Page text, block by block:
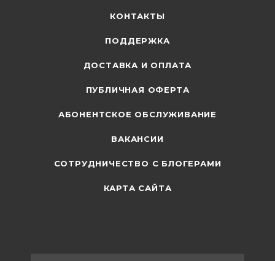
КОНТАКТЫ
ПОДДЕРЖКА
ДОСТАВКА И ОПЛАТА
ПУБЛИЧНАЯ ОФЕРТА
АБОНЕНТСКОЕ ОБСЛУЖИВАНИЕ
ВАКАНСИИ
СОТРУДНИЧЕСТВО С БЛОГЕРАМИ
КАРТА САЙТА